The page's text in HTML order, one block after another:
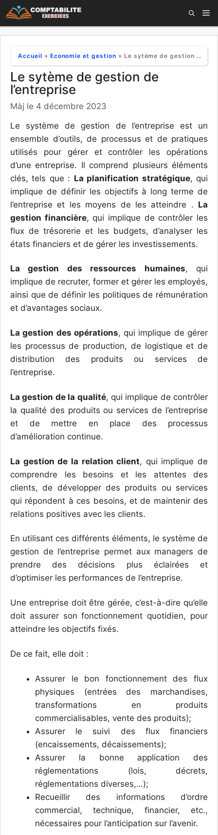
Aller
au
Accueil » Economie et gestion » Le sytème de gestion de l’entreprise
Le sytème de gestion de
l’entreprise
Màj le 4 décembre 2023
Le système de gestion de l’entreprise est un
ensemble d’outils, de processus et de pratiques
utilisés pour gérer et contrôler les opérations
d’une entreprise. Il comprend plusieurs éléments
clés, tels que : La planification stratégique, qui
implique de définir les objectifs à long terme de
l’entreprise et les moyens de les atteindre . La
gestion financière, qui implique de contrôler les
flux de trésorerie et les budgets, d’analyser les
états financiers et de gérer les investissements.
La gestion des ressources humaines, qui
implique de recruter, former et gérer les employés,
ainsi que de définir les politiques de rémunération
et d’avantages sociaux.
La gestion des opérations, qui implique de gérer
les processus de production, de logistique et de
distribution des produits ou services de
l’entreprise.
La gestion de la qualité, qui implique de contrôler
la qualité des produits ou services de l’entreprise
et de mettre en place des processus
d’amélioration continue.
La gestion de la relation client, qui implique de
comprendre les besoins et les attentes des
clients, de développer des produits ou services
qui répondent à ces besoins, et de maintenir des
relations positives avec les clients.
En utilisant ces différents éléments, le système de
gestion de l’entreprise permet aux managers de
prendre des décisions plus éclairées et
d’optimiser les performances de l’entreprise.
Une entreprise doit être gérée, c’est-à-dire qu’elle
doit assurer son fonctionnement quotidien, pour
atteindre les objectifs fixés.
De ce fait, elle doit :
Assurer le bon fonctionnement des flux
physiques (entrées des marchandises,
transformations en produits
commercialisables, vente des produits);
Assurer le suivi des flux financiers
(encaissements, décaissements);
Assurer la bonne application des
réglementations (lois, décrets,
réglementations diverses,…);
Recueillir des informations d’ordre
commercial, technique, financier, etc.,
nécessaires pour l’anticipation sur l’avenir.